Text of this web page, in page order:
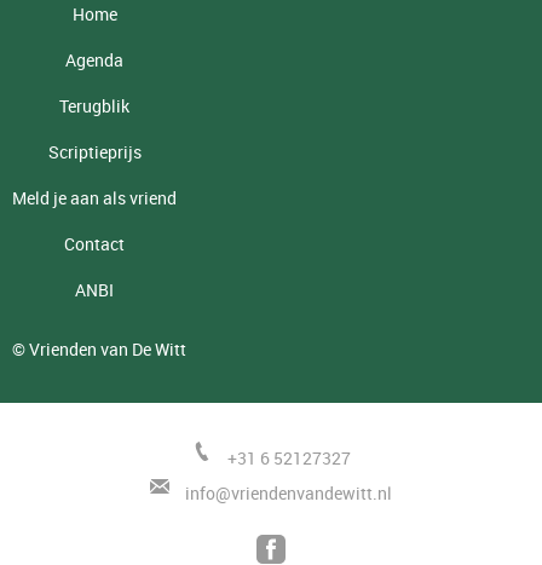
Home
Agenda
Terugblik
Scriptieprijs
Meld je aan als vriend
Contact
ANBI
© Vrienden van De Witt
+31 6 52127327
info@vriendenvandewitt.nl